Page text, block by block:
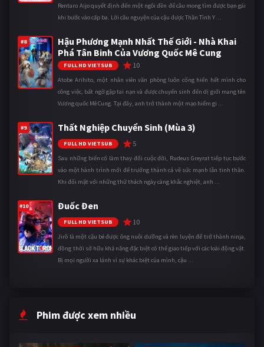
Rentaro Aijo quyết định đến một ngôi đền để cầu mong tìm được bạn gái
khi bước vào cấp ba. Lời cầu nguyện của cậu được Thần Tình Y ...
#8
Hậu Phương Mạnh Nhất Thế Giới - Nhà Khai
Phá Tân Binh Của Vương Quốc Mê Cung
FULL HD VIETSUB 10
Atobe Arihito, một nhân viên văn phòng luôn cống hiến hết mình cho
công việc, bất ngờ gặp tai nạn và được chuyển sinh đến dị giới mang tên
Vương quốc Mê Cung. Tại đây, anh trở thành một mạo hiểm gi ...
#9 Thất Nghiệp Chuyển Sinh (Mùa 3)
FULL HD VIETSUB 5
Sau những biến cố làm thay đổi cuộc đời, Rudeus Greyrat tiếp tục bước
vào một hành trình mới để trưởng thành cả về sức mạnh lẫn tinh thần.
Khi đối mặt với những thử thách ngày càng khắc nghiệt, anh ...
#10 Đuốc Đen
FULL HD VIETSUB 10
Jirô là một cậu bé được ông nuôi dưỡng và rèn luyện để trở thành ninja,
đồng thời sở hữu khả năng đặc biệt có thể giao tiếp với các loài động vật.
Bị mọi người xa lánh vì sự khác biệt của mình, cậu ...
Phim được xem nhiều